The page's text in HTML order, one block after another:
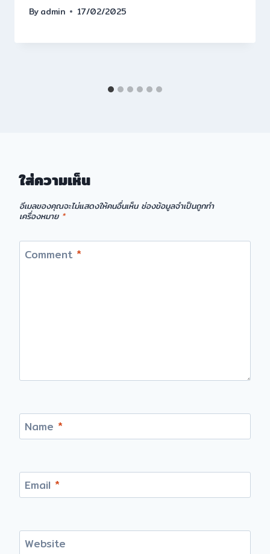
Byadmin 17/02/2025
ใส่ความเห็น
อีเมลของคุณจะไม่แสดงให้คนอื่นเห็น ช่องข้อมูลจำเป็นถูกทำ
เครื่องหมาย *
Comment *
Name *
Email *
Website